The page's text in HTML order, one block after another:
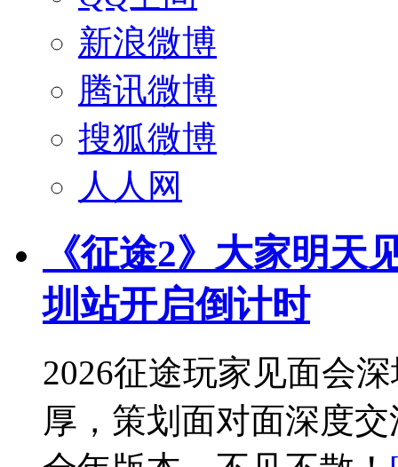
新浪微博
腾讯微博
搜狐微博
人人网
《征途2》大家明天
圳站开启倒计时
2026征途玩家见面会
厚，策划面对面深度